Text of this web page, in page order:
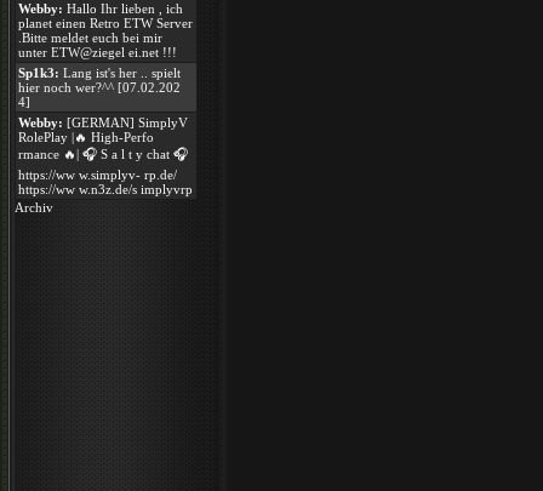
Webby: Hallo Ihr lieben , ich
planet einen Retro ETW Server
.Bitte meldet euch bei mir
unter ETW@ziegel ei.net !!!
Sp1k3: Lang ist's her .. spielt
hier noch wer?^^ [07.02.202
4]
Webby: [GERMAN] SimplyV
RolePlay |🔥 High-Perfo
rmance 🔥| 🎧 S a l t y chat 🎧
https://ww w.simplyv- rp.de/
https://ww w.n3z.de/s implyvrp
Archiv